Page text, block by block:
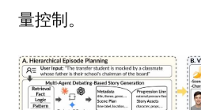
量控制。